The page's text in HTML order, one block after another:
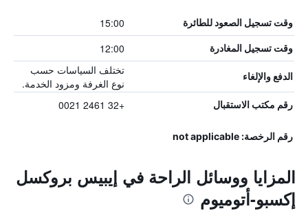
وقت تسجيل الصعود للطائرة 15:00
وقت تسجيل المغادرة 12:00
الدفع والإلغاء
تختلف السياسات حسب
نوع الغرفة ومزود الخدمة.
رقم مكتب الاستقبال +32 2461 0021
رقم الرخصة: not applicable
المزايا ووسائل الراحة في إيبيس بروكسل
إكسبو-أتوميوم